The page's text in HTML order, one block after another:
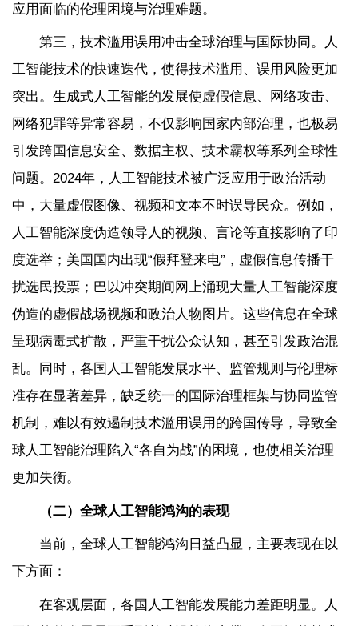
应用面临的伦理困境与治理难题。
第三，技术滥用误用冲击全球治理与国际协同。人
工智能技术的快速迭代，使得技术滥用、误用风险更加
突出。生成式人工智能的发展使虚假信息、网络攻击、
网络犯罪等异常容易，不仅影响国家内部治理，也极易
引发跨国信息安全、数据主权、技术霸权等系列全球性
问题。2024年，人工智能技术被广泛应用于政治活动
中，大量虚假图像、视频和文本不时误导民众。例如，
人工智能深度伪造领导人的视频、言论等直接影响了印
度选举；美国国内出现“假拜登来电”，虚假信息传播干
扰选民投票；巴以冲突期间网上涌现大量人工智能深度
伪造的虚假战场视频和政治人物图片。这些信息在全球
呈现病毒式扩散，严重干扰公众认知，甚至引发政治混
乱。同时，各国人工智能发展水平、监管规则与伦理标
准存在显著差异，缺乏统一的国际治理框架与协同监管
机制，难以有效遏制技术滥用误用的跨国传导，导致全
球人工智能治理陷入“各自为战”的困境，也使相关治理
更加失衡。
（二）全球人工智能鸿沟的表现
当前，全球人工智能鸿沟日益凸显，主要表现在以
下方面：
在客观层面，各国人工智能发展能力差距明显。人